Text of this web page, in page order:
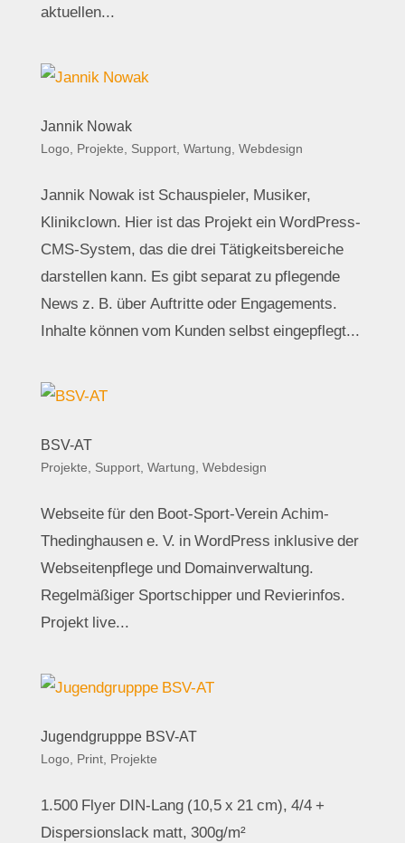
aktuellen...
Jannik Nowak
Logo, Projekte, Support, Wartung, Webdesign
Jannik Nowak ist Schauspieler, Musiker,
Klinikclown. Hier ist das Projekt ein WordPress-
CMS-System, das die drei Tätigkeitsbereiche
darstellen kann. Es gibt separat zu pflegende
News z. B. über Auftritte oder Engagements.
Inhalte können vom Kunden selbst eingepflegt...
BSV-AT
Projekte, Support, Wartung, Webdesign
Webseite für den Boot-Sport-Verein Achim-
Thedinghausen e. V. in WordPress inklusive der
Webseitenpflege und Domainverwaltung.
Regelmäßiger Sportschipper und Revierinfos.
Projekt live...
Jugendgrupppe BSV-AT
Logo, Print, Projekte
1.500 Flyer DIN-Lang (10,5 x 21 cm), 4/4 +
Dispersionslack matt, 300g/m²